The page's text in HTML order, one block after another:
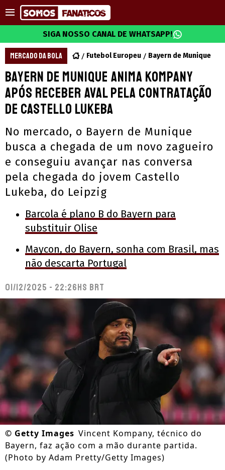
SIGA NOSSO CANAL DE WHATSAPP!
MERCADO DA BOLA Futebol Europeu Bayern de Munique
Bayern de Munique anima Kompany
após receber aval pela contratação
de Castello Lukeba
No mercado, o Bayern de Munique
busca a chegada de um novo zagueiro
e conseguiu avançar nas conversa
pela chegada do jovem Castello
Lukeba, do Leipzig
Barcola é plano B do Bayern para
substituir Olise
Maycon, do Bayern, sonha com Brasil, mas
não descarta Portugal
01/12/2025 - 22:26hs BRT
© Getty Images Vincent Kompany, técnico do
Bayern, faz ação com a mão durante partida.
(Photo by Adam Pretty/Getty Images)